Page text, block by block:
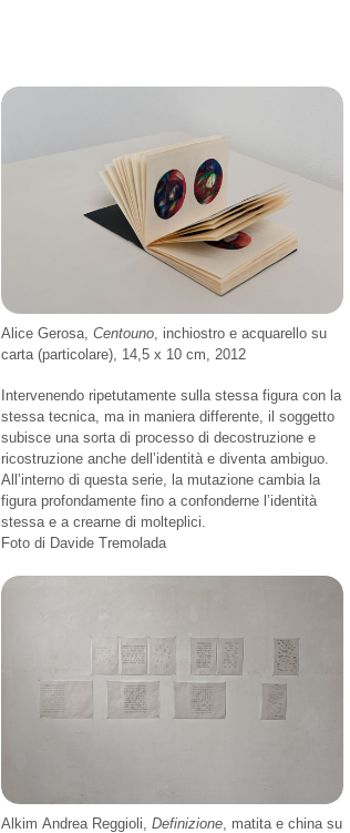
Alice Gerosa, Centouno, inchiostro e acquarello su
carta (particolare), 14,5 x 10 cm, 2012
Intervenendo ripetutamente sulla stessa figura con la
stessa tecnica, ma in maniera differente, il soggetto
subisce una sorta di processo di decostruzione e
ricostruzione anche dell’identità e diventa ambiguo.
All’interno di questa serie, la mutazione cambia la
figura profondamente fino a confonderne l’identità
stessa e a crearne di molteplici.
Foto di Davide Tremolada
Alkim Andrea Reggioli, Definizione , matita e china su